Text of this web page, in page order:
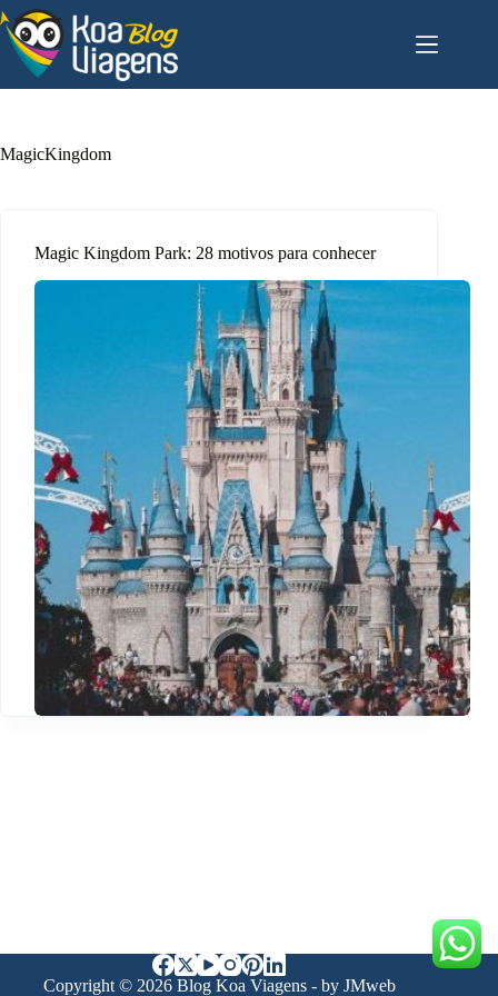
Pular
para
conteúdo
MagicKingdom
Magic Kingdom Park: 28 motivos para conhecer
Copyright © 2026 Blog Koa Viagens - by JMweb